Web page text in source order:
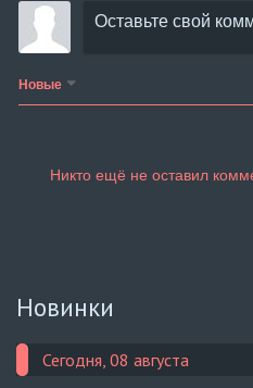
Новые
Новинки
Сегодня, 08 августа